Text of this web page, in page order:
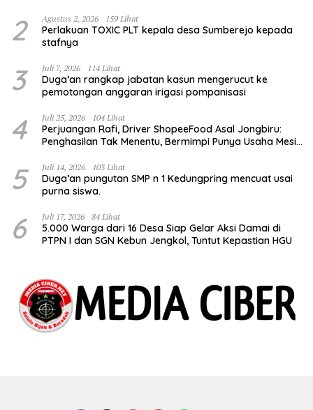
2 Agustus 2, 2026 159 Lihat
Perlakuan TOXIC PLT kepala desa Sumberejo kepada
stafnya
3 Juli 7, 2026 114 Lihat
Duga’an rangkap jabatan kasun mengerucut ke
pemotongan anggaran irigasi pompanisasi
4 Juli 25, 2026 104 Lihat
Perjuangan Rafi, Driver ShopeeFood Asal Jongbiru:
Penghasilan Tak Menentu, Bermimpi Punya Usaha Mesin
5 Juli 14, 2026 103 Lihat
Duga’an pungutan SMP n 1 Kedungpring mencuat usai
purna siswa.
6 Juli 17, 2026 84 Lihat
5.000 Warga dari 16 Desa Siap Gelar Aksi Damai di
PTPN I dan SGN Kebun Jengkol, Tuntut Kepastian HGU